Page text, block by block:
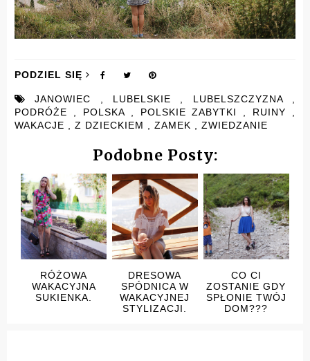
PODZIEL SIĘ
JANOWIEC LUBELSKIE LUBELSZCZYZNA
PODRÓŻE
POLSKA POLSKIE ZABYTKI RUINY
WAKACJE
Z DZIECKIEM ZAMEK ZWIEDZANIE
Podobne Posty:
RÓŻOWA
WAKACYJNA
SUKIENKA.
DRESOWA
SPÓDNICA W
WAKACYJNEJ
STYLIZACJI.
CO CI
ZOSTANIE GDY
SPŁONIE TWÓJ
DOM???